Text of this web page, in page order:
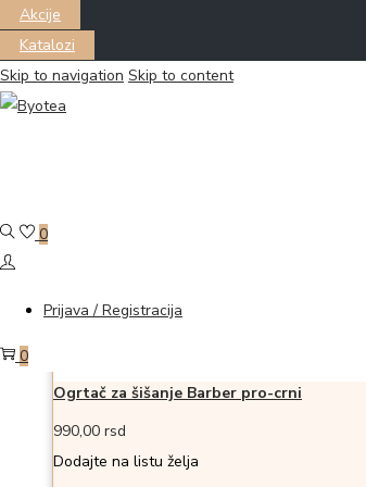
Akcije
Katalozi
Skip to navigation Skip to content
0
Prijava / Registracija
0
Filter
Dodajte na listu želja
Ogrtač za šišanje Barber pro-crni
990,00 rsd
Dodajte na listu želja